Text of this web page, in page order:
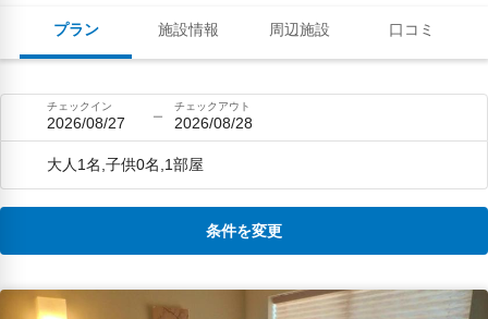
プラン 施設情報 周辺施設 口コミ
り便利。ルーフバルコニーは広く洗
竿、ピンチなども用意されていま
ます、室内の内装は真新しいです。
キッチンも新しく清潔でお洒落で
です。自転車も無料で貸してくれま
す。初めて利用でしたが最高でし
た。リピート確定です。
です。
チェックイン
2026/08/27
チェックアウト
2026/08/28
大人1名,子供0名,1部屋
条件を変更